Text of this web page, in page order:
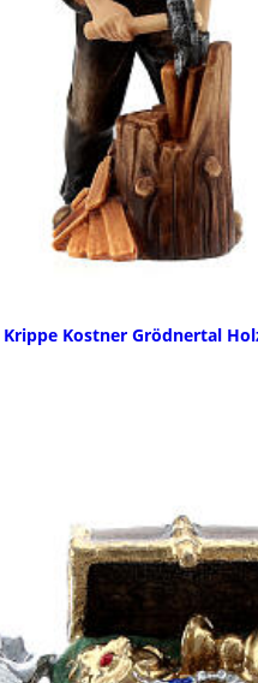
Kostner Grödnertal